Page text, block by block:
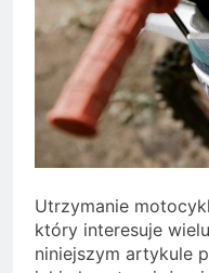
Utrzymanie
który interesuje
niniejszym artykule